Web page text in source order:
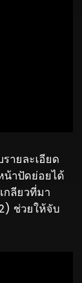
ายละเอียด
น้าปัดย่อยได้
กลียวที่มา
ช่วยให้จับ